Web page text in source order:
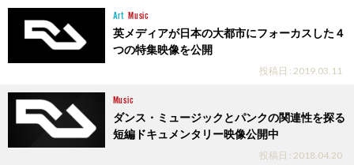
Art Music
英メディアが日本の大都市にフォーカスした４
つの特集映像を公開
投稿日 : 2019.03.11
Music
ダンス・ミュージックとパンクの関連性を探る
短編ドキュメンタリー映像公開中
投稿日 : 2018.04.20